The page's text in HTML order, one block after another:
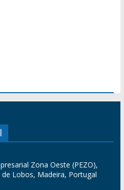
Zona Oeste (PEZO),
Lobos, Madeira, Portugal